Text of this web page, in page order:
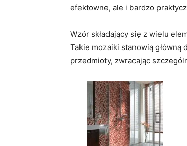
efektowne, ale i bardzo
Wzór składający się z wielu
Takie mozaiki stanowią główną
przedmioty, zwracając